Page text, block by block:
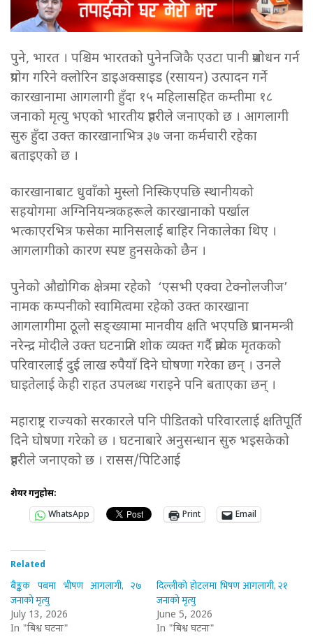
पुने, भारत । पश्चिम भारतको पुनेनजिकै एउटा पानी प्रशोधन गर्न
प्रयोग गरिने क्लोरिन डाइअक्साइड (रसायन) उत्पादन गर्ने
कारखानामा आगलागी हुँदा १५ महिलासहित कम्तीमा १८
जनाको मृत्यु भएको भारतीय प्रहरीले जनाएको छ । आगलागी
सुरु हुँदा उक्त कारखानाभित्र ३७ जना कर्मचारी रहेका
बताइएको छ ।
कारखानाबाट धुवाँको मुस्लो निस्किएपछि स्थानीयको
सहयोगमा अग्निनियन्त्रकहरूले कारखानाको पर्खाल
भत्काएरभित्र फसेका मानिसलाई बाहिर निकालेका थिए ।
आगलागीको कारण स्पष्ट हुनसकेको छैन ।
पुनेको औद्योगिक क्षेत्रमा रहेको ‘एसभी एक्वा टेक्नोलजीज’
नामक कम्पनीको स्वामित्वमा रहेको उक्त कारखाना
आगलागीमा ठूलो सङ्ख्यामा मानवीय क्षति भएपछि प्रधानमन्त्री
नरेन्द्र मोदीले उक्त घटनाप्रति शोक व्यक्त गर्दै प्रत्येक मृतकको
परिवारलाई दुई लाख रुपैयाँ दिने घोषणा गरेका छन् । उनले
घाइतेलाई केही राहत उपलब्ध गराइने पनि बताएका छन् ।
महाराष्ट्र राज्यको सरकारले पनि पीडितको परिवारलाई क्षतिपूर्ति
दिने घोषणा गरेको छ । घटनाबारे अनुसन्धान सुरु भइसकेको
प्रहरीले जनाएको छ । रासस/पिटिआई
शेयर गर्नुहोस:
WhatsApp
Print Email
Related
बैङ्कक पबमा भीषण आगलागी, २७
जनाको मृत्यु
July 13, 2026
In "बिश्व घटना"
दिल्लीको होटलमा भिषण आगलागी, २१
जनाको मृत्यु
June 5, 2026
In "बिश्व घटना"